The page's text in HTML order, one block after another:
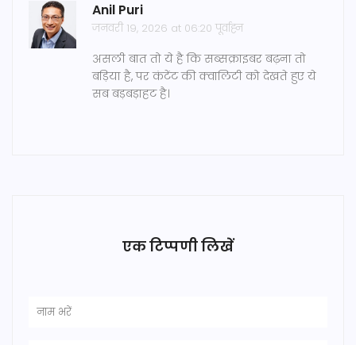
Anil Puri
जनवरी 19, 2026 at 06:20 पूर्वाह्न
असली बात तो ये है कि सब्सक्राइबर बढ़ना तो
बड़िया है, पर कंटेंट की क्वालिटी को देखते हुए ये
सब बड़बड़ाहट है।
एक टिप्पणी लिखें